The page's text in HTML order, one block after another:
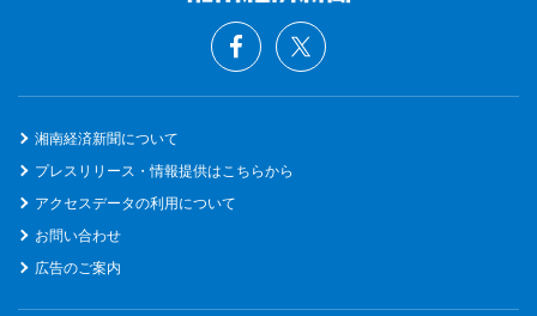
湘南経済新聞について
プレスリリース・情報提供はこちらから
アクセスデータの利用について
お問い合わせ
広告のご案内